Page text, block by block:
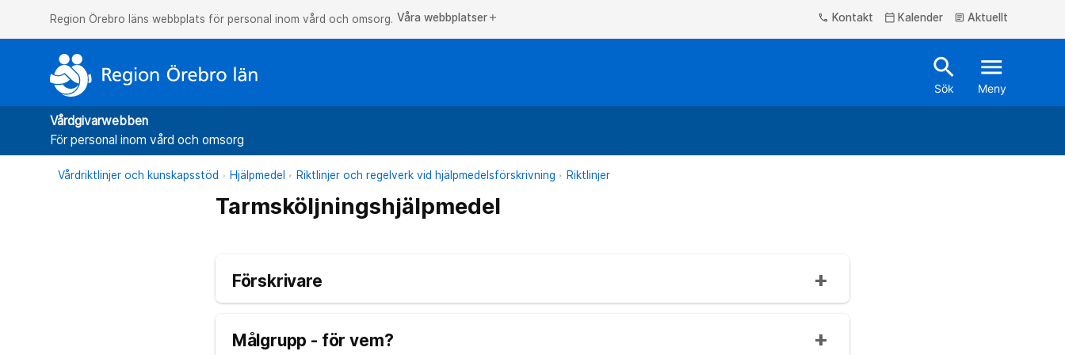
Region Örebro läns webbplats för personal inom vård och omsorg. Våra webbplatser add phone Kontakt calendar_today Kalender article Aktuellt
search
Sök
menu
Meny
Vårdgivarwebben
För personal inom vård och omsorg
Vårdriktlinjer och kunskapsstöd Hjälpmedel Riktlinjer och regelverk vid hjälpmedelsförskrivning Riktlinjer
Tarmsköljningshjälpmedel
Förskrivare
Målgrupp - för vem?